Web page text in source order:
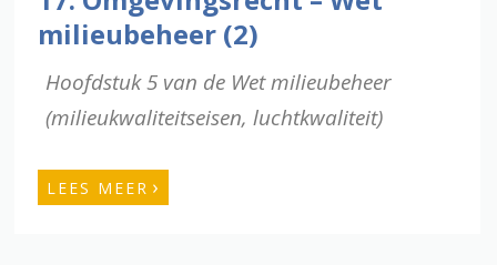
milieubeheer (2)
Hoofdstuk 5 van de Wet milieubeheer
(milieukwaliteitseisen, luchtkwaliteit)
LEES MEER ›